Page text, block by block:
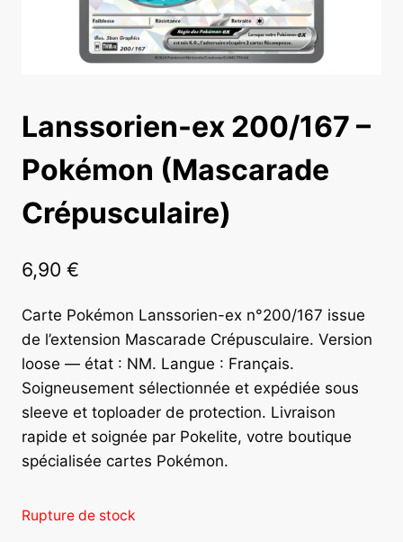
Lanssorien-ex 200/167 –
Pokémon (Mascarade
Crépusculaire)
6,90 €
Carte Pokémon Lanssorien-ex n°200/167 issue
de l’extension Mascarade Crépusculaire. Version
loose — état : NM. Langue : Français.
Soigneusement sélectionnée et expédiée sous
sleeve et toploader de protection. Livraison
rapide et soignée par Pokelite, votre boutique
spécialisée cartes Pokémon.
Rupture de stock